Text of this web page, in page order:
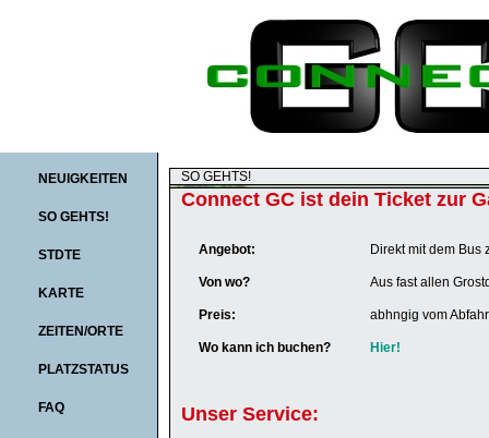
NEUIGKEITEN
SO GEHTS!
STDTE
KARTE
ZEITEN/ORTE
PLATZSTATUS
FAQ
SO GEHTS!
Connect GC ist dein Ticket zur
Angebot: Direkt mit dem Bus
Von wo? Aus fast allen
Preis: abhngig vom
Wo kann ich buchen? Hier!
Unser Service: